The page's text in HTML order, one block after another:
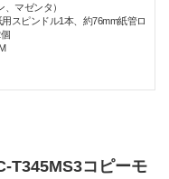
マゼンタ）
スピンドル1本、約76mm紙管ロ
T345MS3コピーモ